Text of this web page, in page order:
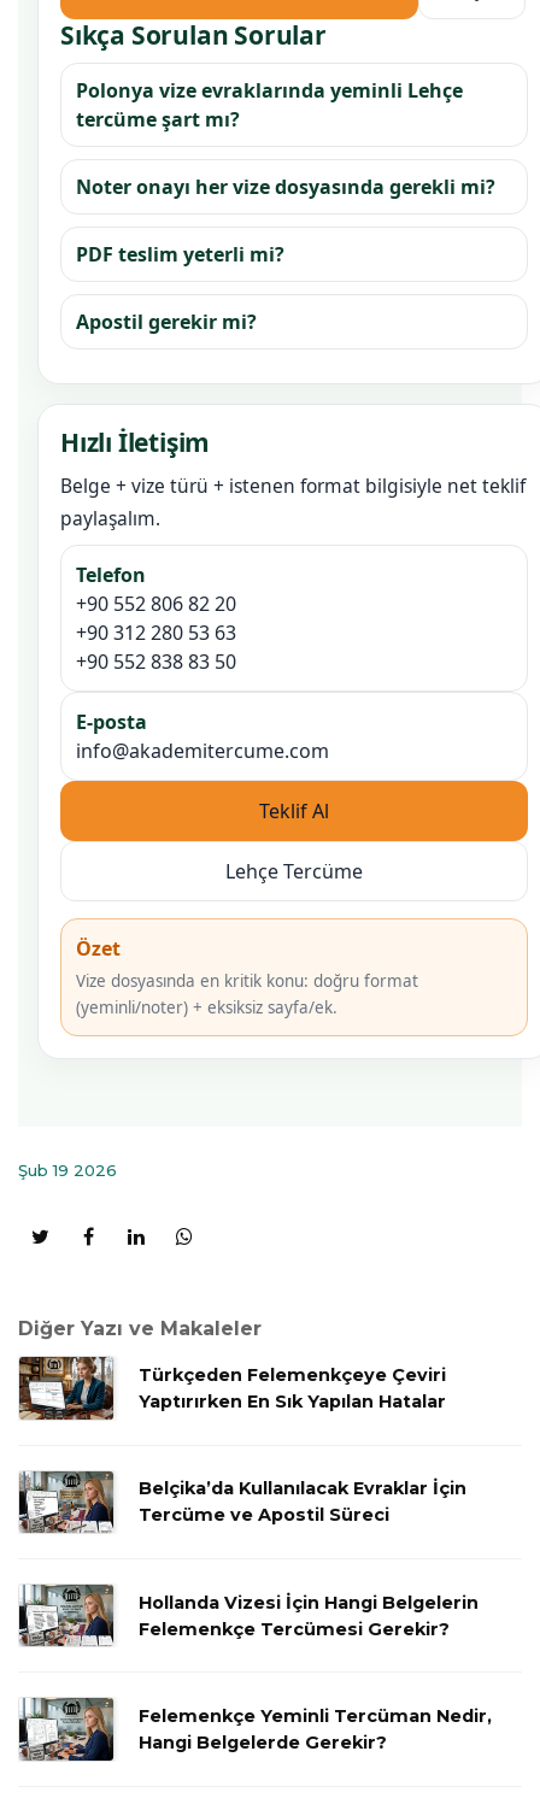
Sıkça Sorulan Sorular
Polonya vize evraklarında yeminli Lehçe
tercüme şart mı?
Noter onayı her vize dosyasında gerekli mi?
PDF teslim yeterli mi?
Apostil gerekir mi?
Hızlı İletişim
Belge + vize türü + istenen format bilgisiyle net teklif
paylaşalım.
Telefon
+90 552 806 82 20
+90 312 280 53 63
+90 552 838 83 50
E-posta
info@akademitercume.com
Teklif Al
Lehçe Tercüme
Özet
Vize dosyasında en kritik konu: doğru format
(yeminli/noter) + eksiksiz sayfa/ek.
Şub 19 2026
Diğer Yazı ve Makaleler
Türkçeden Felemenkçeye Çeviri
Yaptırırken En Sık Yapılan Hatalar
Belçika’da Kullanılacak Evraklar İçin
Tercüme ve Apostil Süreci
Hollanda Vizesi İçin Hangi Belgelerin
Felemenkçe Tercümesi Gerekir?
Felemenkçe Yeminli Tercüman Nedir,
Hangi Belgelerde Gerekir?